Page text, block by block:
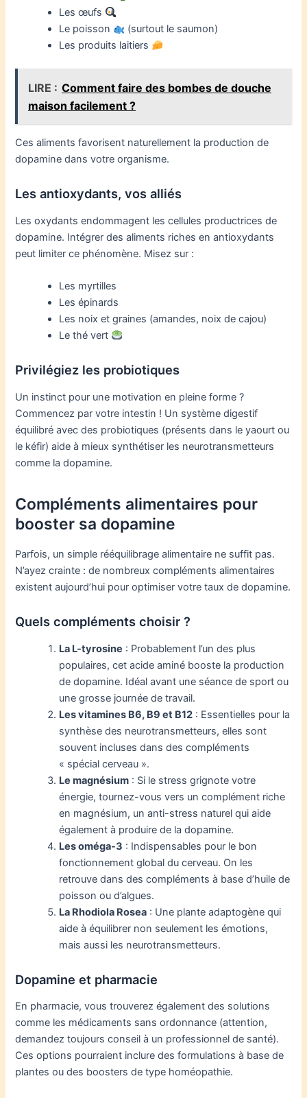
Les œufs
Le poisson
(surtout le saumon)
Les produits laitiers
LIRE : Comment faire des bombes de douche
maison facilement ?
Ces aliments favorisent naturellement la production de
dopamine dans votre organisme.
Les antioxydants, vos alliés
Les oxydants endommagent les cellules productrices de
dopamine. Intégrer des aliments riches en antioxydants
peut limiter ce phénomène. Misez sur :
Les myrtilles
Les épinards
Les noix et graines (amandes, noix de cajou)
Le thé vert
Privilégiez les probiotiques
Un instinct pour une motivation en pleine forme ?
Commencez par votre intestin ! Un système digestif
équilibré avec des probiotiques (présents dans le yaourt ou
le kéfir) aide à mieux synthétiser les neurotransmetteurs
comme la dopamine.
Compléments alimentaires pour
booster sa dopamine
Parfois, un simple rééquilibrage alimentaire ne suffit pas.
N’ayez crainte : de nombreux compléments alimentaires
existent aujourd’hui pour optimiser votre taux de dopamine.
Quels compléments choisir ?
La L-tyrosine : Probablement l’un des plus
populaires, cet acide aminé booste la production
de dopamine. Idéal avant une séance de sport ou
une grosse journée de travail.
Les vitamines B6, B9 et B12 : Essentielles pour la
synthèse des neurotransmetteurs, elles sont
souvent incluses dans des compléments
« spécial cerveau ».
Le magnésium : Si le stress grignote votre
énergie, tournez-vous vers un complément riche
en magnésium, un anti-stress naturel qui aide
également à produire de la dopamine.
Les oméga-3 : Indispensables pour le bon
fonctionnement global du cerveau. On les
retrouve dans des compléments à base d’huile de
poisson ou d’algues.
La Rhodiola Rosea : Une plante adaptogène qui
aide à équilibrer non seulement les émotions,
mais aussi les neurotransmetteurs.
Dopamine et pharmacie
En pharmacie, vous trouverez également des solutions
comme les médicaments sans ordonnance (attention,
demandez toujours conseil à un professionnel de santé).
Ces options pourraient inclure des formulations à base de
plantes ou des boosters de type homéopathie.